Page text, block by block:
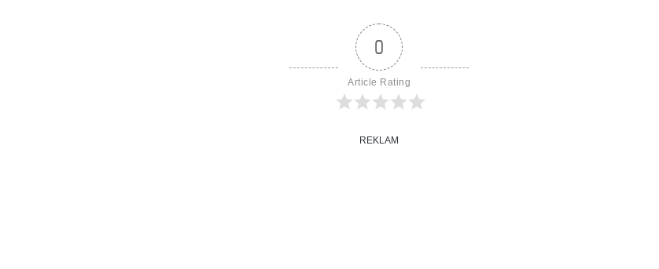
0
Article Rating
REKLAM